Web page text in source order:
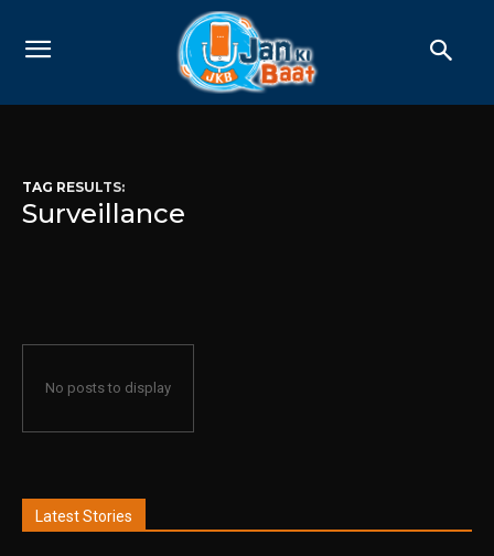
TAG RESULTS:
Surveillance
No posts to display
Latest Stories